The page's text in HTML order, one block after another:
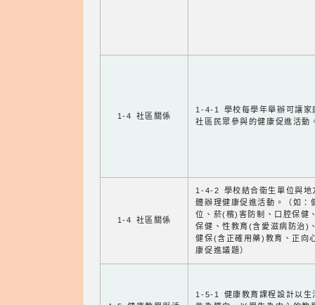
1-4 社區關係
1-4-1 學校每學年舉辦可讓家
社區民眾參與的健康促進活動
1-4 社區關係
1-4-2 學校結合衛生單位與地
體辦理健康促進活動。（如：
位、菸(檳)害防制、口腔保健
保健、性教育(含愛滋病防治)
健保(含正確用藥)教育、正向
康促進議題）
1-5-1 健康教育課程設計以生